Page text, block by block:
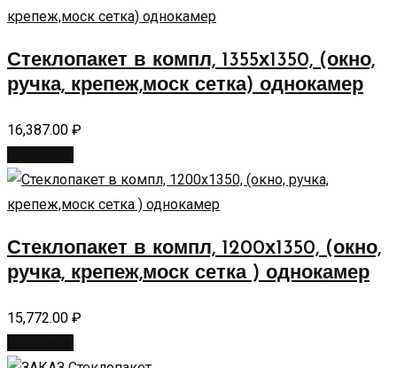
Стеклопакет в компл, 1355х1350, (окно,
ручка, крепеж,моск сетка) однокамер
16,387.00 ₽
Стеклопакет в компл, 1200х1350, (окно,
ручка, крепеж,моск сетка ) однокамер
15,772.00 ₽